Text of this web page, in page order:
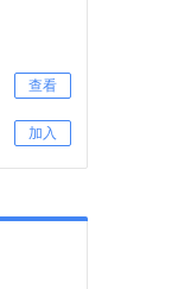
查看
加入